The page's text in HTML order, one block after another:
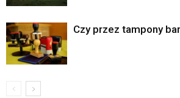
Czy przez tampony